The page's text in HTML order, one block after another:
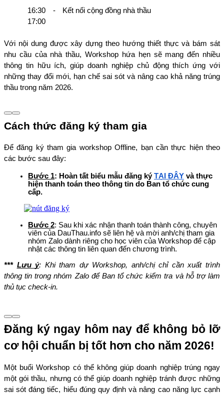
16:30 -
17:00
Kết nối cộng đồng nhà thầu
Với nội dung được xây dựng theo hướng thiết thực và bám sát
nhu cầu của nhà thầu, Workshop hứa hẹn sẽ mang đến nhiều
thông tin hữu ích, giúp doanh nghiệp chủ động thích ứng với
những thay đổi mới, hạn chế sai sót và nâng cao khả năng trúng
thầu trong năm 2026.
Cách thức đăng ký tham gia
Để đăng ký tham gia workshop Offline, bạn cần thực hiện theo
các bước sau đây:
Bước 1: Hoàn tất biểu mẫu đăng ký TẠI ĐÂY và thực
hiện thanh toán theo thông tin do Ban tổ chức cung
cấp.
Bước 2: Sau khi xác nhận thanh toán thành công, chuyên
viên của DauThau.info sẽ liên hệ và mời anh/chị tham gia
nhóm Zalo dành riêng cho học viên của Workshop để cập
nhật các thông tin liên quan đến chương trình.
*** Lưu ý: Khi tham dự Workshop, anh/chị chỉ cần xuất trình
thông tin trong nhóm Zalo để Ban tổ chức kiểm tra và hỗ trợ làm
thủ tục check-in.
Đăng ký ngay hôm nay để không bỏ lỡ
cơ hội chuẩn bị tốt hơn cho năm 2026!
Một buổi Workshop có thể không giúp doanh nghiệp trúng ngay
một gói thầu, nhưng có thể giúp doanh nghiệp tránh được những
sai sót đáng tiếc, hiểu đúng quy định và nâng cao năng lực cạnh